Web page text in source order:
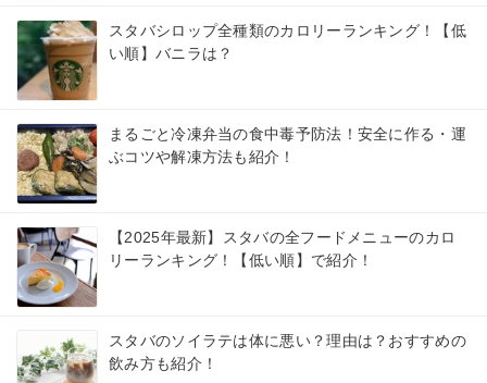
スタバシロップ全種類のカロリーランキング！【低
い順】バニラは？
まるごと冷凍弁当の食中毒予防法！安全に作る・運
ぶコツや解凍方法も紹介！
【2025年最新】スタバの全フードメニューのカロ
リーランキング！【低い順】で紹介！
スタバのソイラテは体に悪い？理由は？おすすめの
飲み方も紹介！